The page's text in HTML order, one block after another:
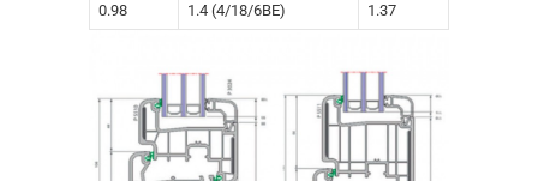
0.98 1.4 (4/18/6BE) 1.37